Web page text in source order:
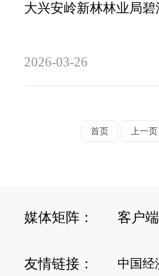
大兴安岭新林林业局
2026-03-26
首页 上一页
媒体矩阵： 客户端
友情链接： 中国经